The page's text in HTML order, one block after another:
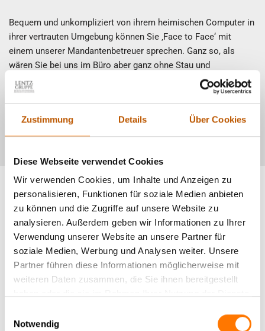
Zustimmung Details Über Cookies
Diese Webseite verwendet Cookies
Wir verwenden Cookies, um Inhalte und Anzeigen zu
personalisieren, Funktionen für soziale Medien anbieten
zu können und die Zugriffe auf unsere Website zu
analysieren. Außerdem geben wir Informationen zu Ihrer
Verwendung unserer Website an unsere Partner für
soziale Medien, Werbung und Analysen weiter. Unsere
Partner führen diese Informationen möglicherweise mit
weiteren Daten zusammen, die Sie ihnen bereitgestellt
Notwendig
Bequem und unkompliziert von ihrem heimischen Computer in
ihrer vertrauten Umgebung können Sie ‚Face to Face‘ mit
einem unserer Mandantenbetreuer sprechen. Ganz so, als
wären Sie bei uns im Büro aber ganz ohne Stau und
Parkplatzsuche.
Das sagen unsere unsere
Mandanten
Kundenbewertungen für
Lentz GmbH &